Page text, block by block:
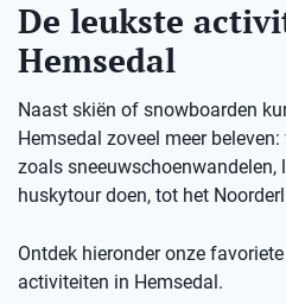
De leukste
Hemsedal
Naast skiën of snowboarden
Hemsedal zoveel meer
zoals sneeuwschoenwandelen,
huskytour doen, tot het
Ontdek hieronder onze
activiteiten in Hemsedal.